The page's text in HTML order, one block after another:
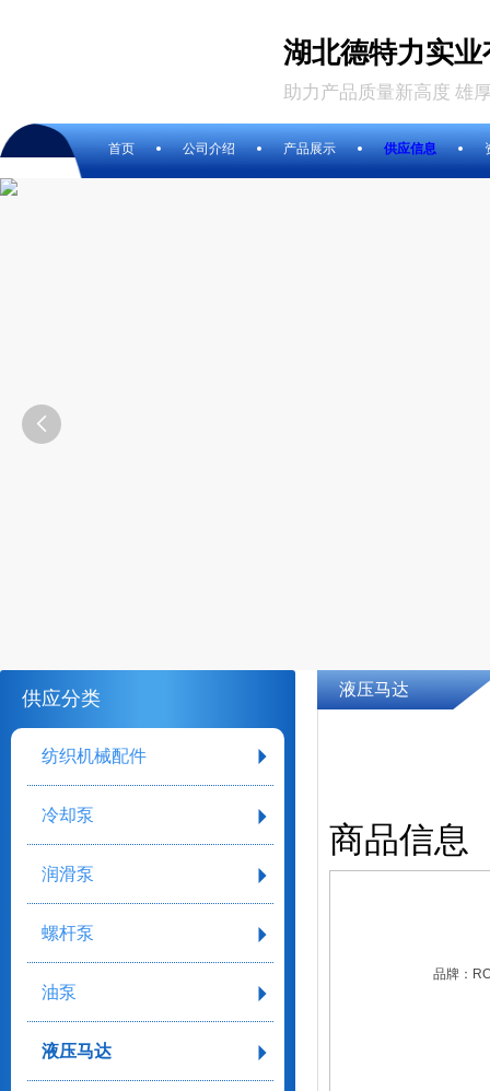
湖北德特力实
助力产品质量新高度 雄
首页 公司介绍 产品展示 供应信息

供应分类
纺织机械配件
冷却泵
润滑泵
螺杆泵
油泵
液压马达
液压马达
商品信息
品牌：